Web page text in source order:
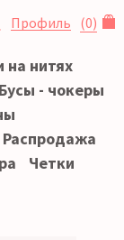
Профиль (0)
на нитях
Бусы - чокеры
Распродажа
Четки